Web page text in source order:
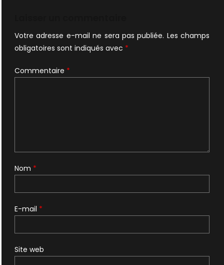
Votre adresse e-mail ne sera pas publiée. Les champs
obligatoires sont indiqués avec *
Commentaire *
Nom *
E-mail *
Site web